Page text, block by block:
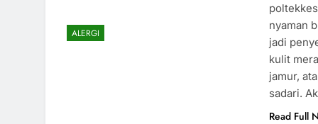
ALERGI
nyaman
jadi
kulit
jamur,
sadari.
Read Full